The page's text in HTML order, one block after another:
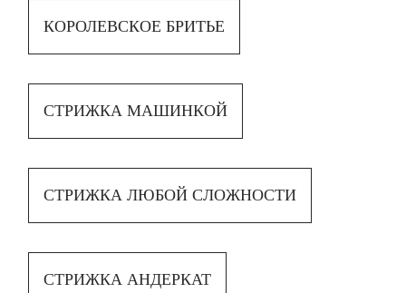
КОРОЛЕВСКОЕ БРИТЬЕ
СТРИЖКА МАШИНКОЙ
СТРИЖКА ЛЮБОЙ СЛОЖНОСТИ
СТРИЖКА АНДЕРКАТ